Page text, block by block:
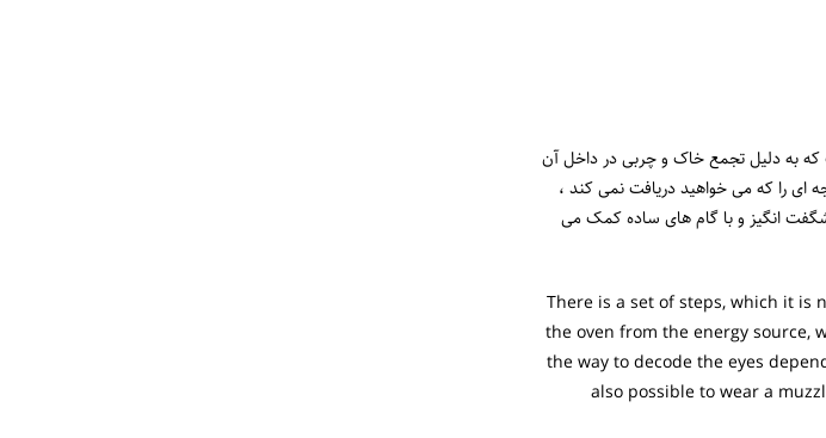
که به دلیل تجمع خاک و چربی در داخل آن
ای را که می خواهید دریافت نمی کند ،
شگفت انگیز و با گام های ساده کمک می
There is a set of steps, which it is
the oven from the energy source,
the way to decode the eyes
also possible to wear a